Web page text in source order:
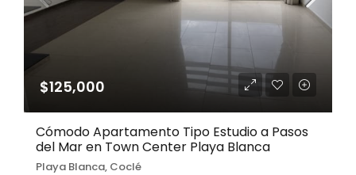
$125,000
Cómodo Apartamento Tipo Estudio a Pasos
del Mar en Town Center Playa Blanca
Playa Blanca, Coclé